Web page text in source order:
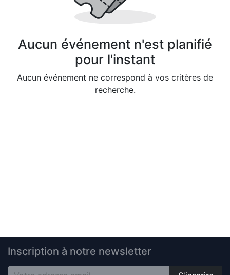
Aucun événement n'est planifié
pour l'instant
Aucun événement ne correspond à vos critères de
recherche.
Inscription à notre newsletter